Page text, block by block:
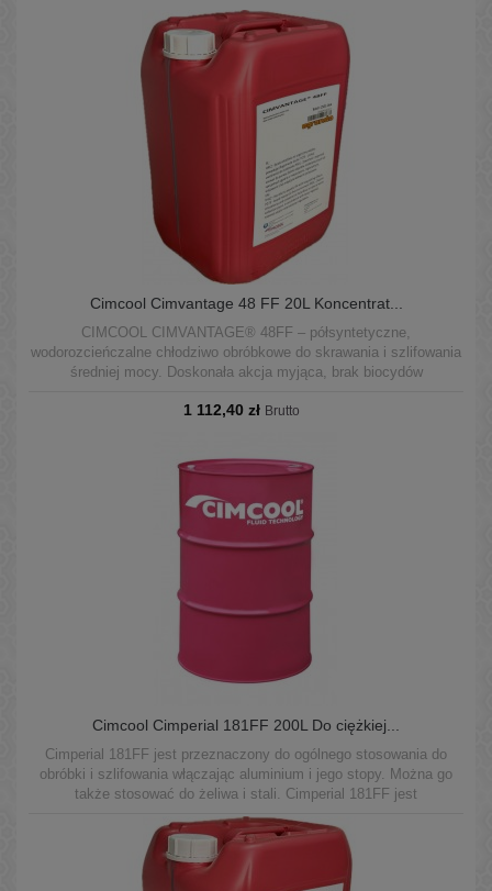
przechowywany.
Cimcool Cimvantage 48 FF 20L Koncentrat...
CIMCOOL CIMVANTAGE® 48FF – półsyntetyczne,
wodorozcieńczalne chłodziwo obróbkowe do skrawania i szlifowania
średniej mocy. Doskonała akcja myjąca, brak biocydów
1 112,40 zł Brutto
Cimcool Cimperial 181FF 200L Do ciężkiej...
Cimperial 181FF jest przeznaczony do ogólnego stosowania do
obróbki i szlifowania włączając aluminium i jego stopy. Można go
także stosować do żeliwa i stali. Cimperial 181FF jest
zaprojektowany do użycia w maszynach indywidualnych i układach
centralnych.